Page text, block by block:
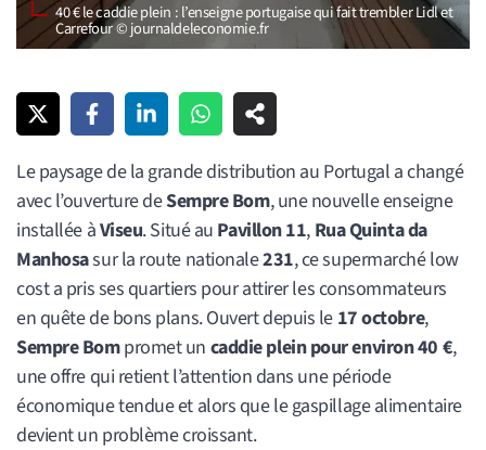
40 € le caddie plein : l’enseigne portugaise qui fait trembler Lidl et
Carrefour © journaldeleconomie.fr
Le paysage de la grande distribution au Portugal a changé
avec l’ouverture deSempre Bom, une nouvelle enseigne
installée àViseu. Situé au Pavillon 11, Rua Quinta da
Manhosasur la route nationale231, ce supermarché low
cost a pris ses quartiers pour attirer les consommateurs
en quête de bons plans. Ouvert depuis le 17 octobre,
Sempre Bompromet un caddie plein pour environ 40 €,
une offre qui retient l’attention dans une période
économique tendue et alors que le gaspillage alimentaire
devient un problème croissant.